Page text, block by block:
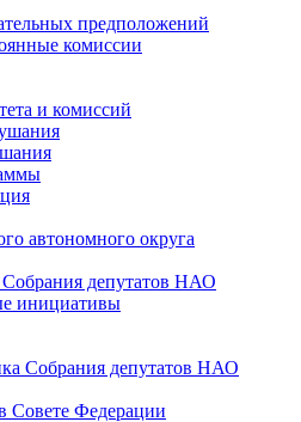
предположений
комиссии
и комиссий
автономного округа
депутатов НАО
инициативы
Собрания депутатов НАО
Совете Федерации